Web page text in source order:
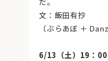
文：飯田有抄
（ぶらあぼ ＋
6/13（土）19：